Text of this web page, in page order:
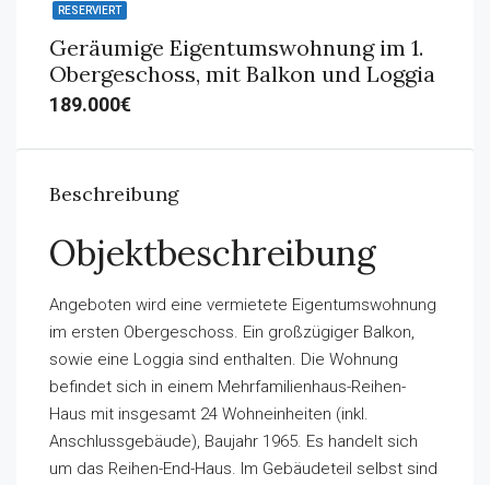
RESERVIERT
Geräumige Eigentumswohnung im 1.
Obergeschoss, mit Balkon und Loggia
189.000€
Beschreibung
Objektbeschreibung
Angeboten wird eine vermietete Eigentumswohnung
im ersten Obergeschoss. Ein großzügiger Balkon,
sowie eine Loggia sind enthalten. Die Wohnung
befindet sich in einem Mehrfamilienhaus-Reihen-
Haus mit insgesamt 24 Wohneinheiten (inkl.
Anschlussgebäude), Baujahr 1965. Es handelt sich
um das Reihen-End-Haus. Im Gebäudeteil selbst sind